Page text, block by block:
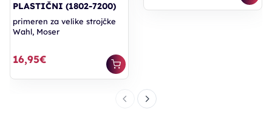
PLASTIČNI (1802-7200)
primeren za velike strojčke
Wahl, Moser
16,95€